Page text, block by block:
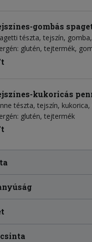
gombás
tészta tejszín gomba
glutén, tejtermék,
kukoricás
tészta tejszín kukorica
glutén, tejtermék